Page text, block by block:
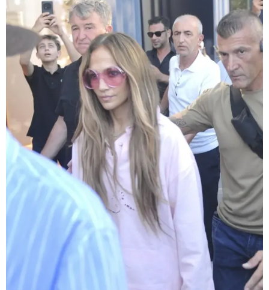
დაკავებულია 3 პირი, მათ შორის
2 არასრულწლოვანი - პოლიცია,
თბილისში კურიერზე ჯგუფურად
ძალადობის საქმეზე
ინფორმაციას ავრცელებს
22:29 / 08-08-2026